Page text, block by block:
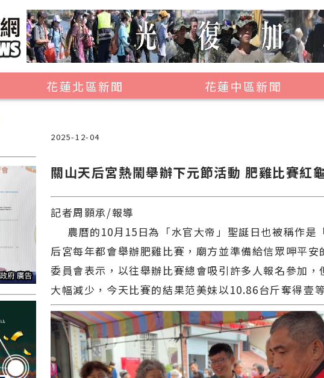
花蓮北區新聞
吉安鄉
秀林鄉
花蓮中區新聞
光復鄉
2025-12-04
關山天后宮熱鬧舉辦下元節活動 肥雞比賽紅
記者周顥承/報導
農曆的10月15日為「水官大帝」聖誕日也被稱作是
后宮每年都會舉辦肥雞比賽，廟方並準備給信眾呷平安
委員會表示，以往舉辦比賽總會吸引許多人報名參加，
大幅減少，今天比賽的結果范美妹以10.86台斤奪得壹